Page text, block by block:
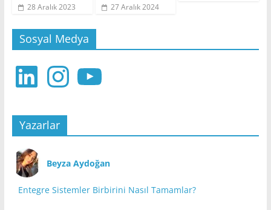
28 Aralık 2023 27 Aralık 2024
Sosyal Medya
LinkedIn InstagramYouTube
Yazarlar
Beyza Aydoğan
Entegre Sistemler Birbirini Nasıl Tamamlar?